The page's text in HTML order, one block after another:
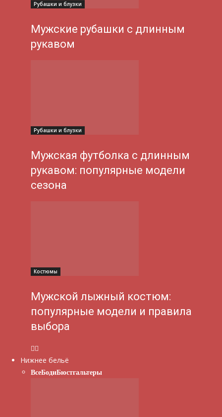
Рубашки и блузки
Мужские рубашки с длинным
рукавом
Рубашки и блузки
Мужская футболка с длинным
рукавом: популярные модели
сезона
Костюмы
Мужской лыжный костюм:
популярные модели и правила
выбора
Нижнее бельё
ВсеБодиБюстгальтеры